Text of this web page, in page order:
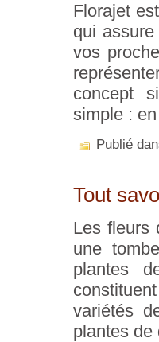
Florajet
qui
vos
concept
simple :
Publié
Tout
Les fleurs
une
plantes
variétés
plantes